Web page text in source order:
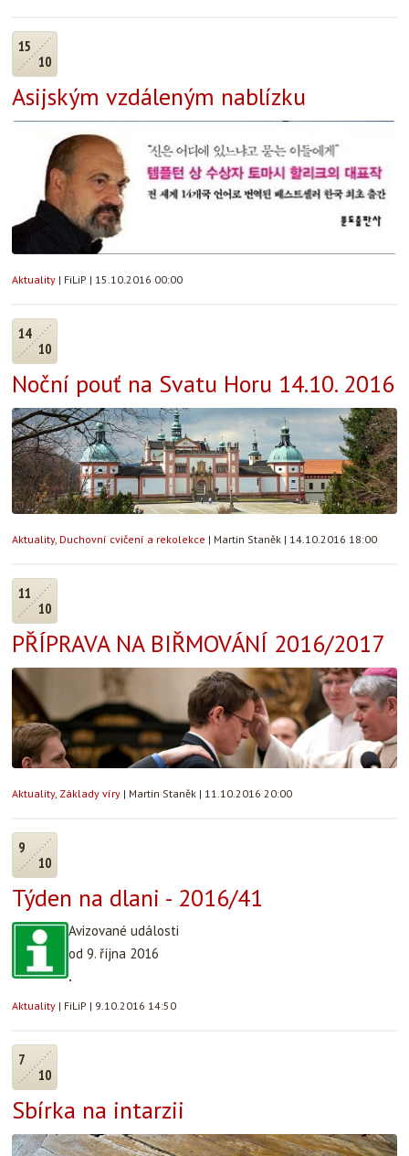
15
10
Asijským vzdáleným nablízku
Aktuality | FiLiP | 15.10.2016 00:00
14
10
Noční pouť na Svatu Horu 14.10. 2016
Aktuality, Duchovní cvičení a rekolekce | Martin Staněk | 14.10.2016 18:00
11
10
PŘÍPRAVA NA BIŘMOVÁNÍ 2016/2017
Aktuality, Základy víry | Martin Staněk | 11.10.2016 20:00
9
10
Týden na dlani - 2016/41
Avizované události
od 9. října 2016
.
Aktuality | FiLiP | 9.10.2016 14:50
7
10
Sbírka na intarzii